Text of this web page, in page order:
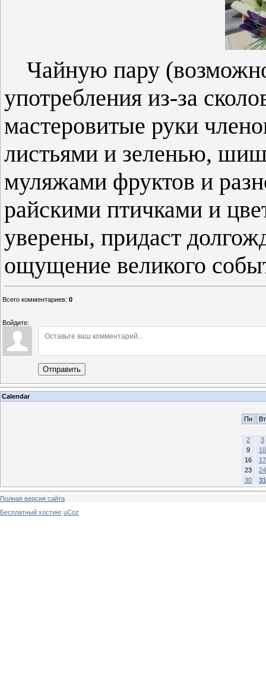
Чайную пару
употребления из-за
мастеровитые руки
листьями и зеленью,
муляжами фруктов и
райскими птичками и
уверены, придаст
ощущение великого
Всего комментариев: 0
Войдите:
Отправить
Calendar
Пн Вт
2
3
9
10
16
17
23
24
30
31
Полная версия сайта
Бесплатный хостинг uCoz